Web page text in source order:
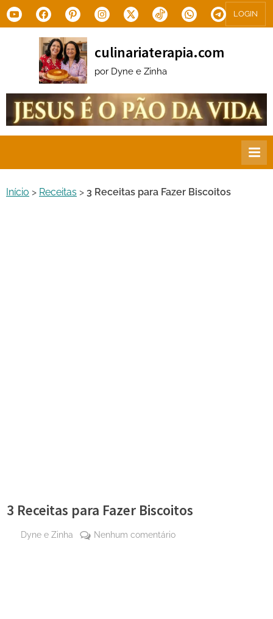
Skip
to
YoutubeFacebookPinterestInstagram
X.com Tiktok WhatsAppTelegram
LOGIN
culinariaterapia.com
por Dyne e Zinha
Início > Receitas > 3 Receitas para Fazer Biscoitos
3 Receitas para Fazer Biscoitos
By
Dyne e Zinha Nenhum comentárioem